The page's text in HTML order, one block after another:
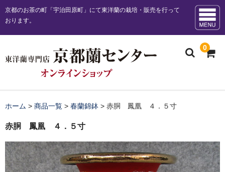
京都のお茶の町「宇治田原町」にて東洋蘭の栽培・販売を行って
おります。
0
ホーム
お知らせ
販売商品一覧
お勧め商品
ホーム > 商品一覧 > 春蘭錦鉢 > 赤胴 鳳凰 ４．５寸
赤胴 鳳凰 ４．５寸